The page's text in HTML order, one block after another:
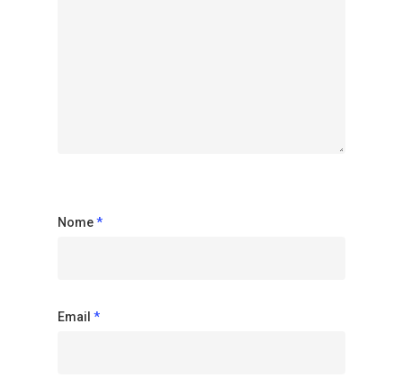
Nome*
Email *